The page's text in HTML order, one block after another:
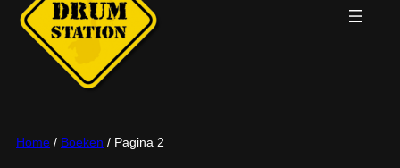
Home / Boeken / Pagina 2